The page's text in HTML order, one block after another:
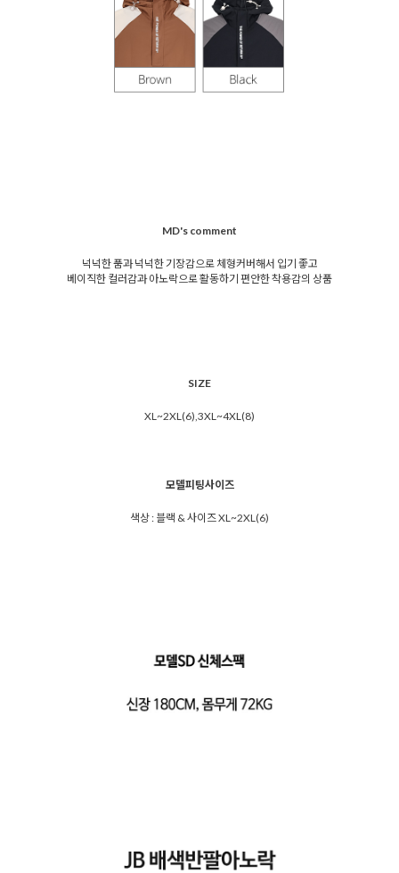
MD's comment
넉넉한 품과 넉넉한 기장감으로 체형커버해서 입기 좋고
베이직한 컬러감과 아노락으로 활동하기 편안한 착용감의 상품
SIZE
XL~2XL(6),3XL~4XL(8)
모델피팅사이즈
색상 : 블랙 & 사이즈 XL~2XL(6)